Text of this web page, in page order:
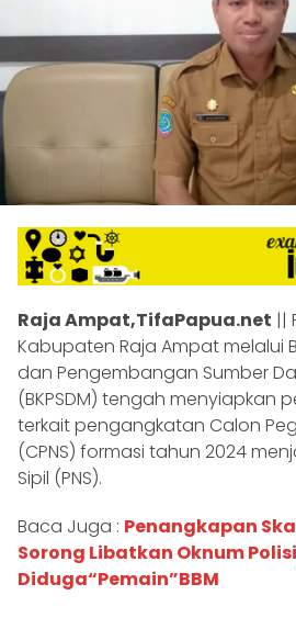
Raja Ampat,TifaPapua.net ||
Kabupaten Raja Ampat melalui
dan Pengembangan Sumber
(BKPSDM) tengah menyiapkan
terkait pengangkatan Calon
(CPNS) formasi tahun 2024
Sipil (PNS).
Baca Juga : Penangkapan
Sorong Libatkan Oknum
Diduga“Pemain”BBM